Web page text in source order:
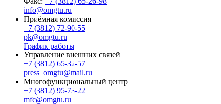
info@omgtu.ru
Приёмная комиссия
+7 (3812) 72-90-55
pk@omgtu.ru
График работы
Управление внешних связей
+7 (3812) 65-32-57
press_omgtu@mail.ru
Многофункциональный центр
+7 (3812) 95-73-22
mfc@omgtu.ru